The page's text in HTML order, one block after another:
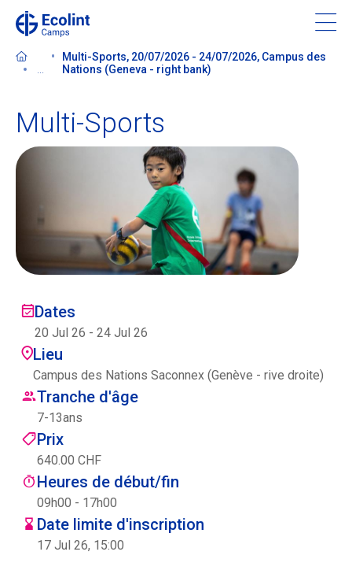
content
À propos de nos camps
Trouver un camp
Ecolint Camps
Centre des arts
Institute
Contact
Panier
Multi-Sports, 20/07/2026 - 24/07/2026, Campus des
Nations (Geneva - right bank)
Multi-Sports
Dates
20 Jul 26 - 24 Jul 26
Lieu
Campus des Nations Saconnex (Genève - rive droite)
Tranche d'âge
7-13ans
Prix
640.00 CHF
Heures de début/fin
09h00 - 17h00
Date limite d'inscription
17 Jul 26, 15:00